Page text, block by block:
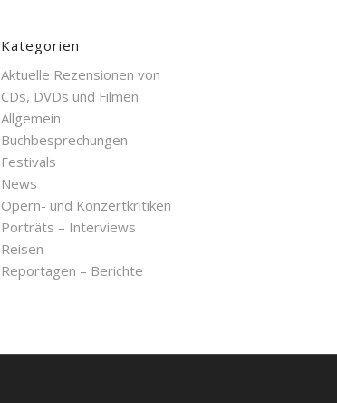
Kategorien
Aktuelle Rezensionen von
CDs, DVDs und Filmen
Allgemein
Buchbesprechungen
Festivals
News
Opern- und Konzertkritiken
Porträts – Interviews
Reisen
Reportagen – Berichte